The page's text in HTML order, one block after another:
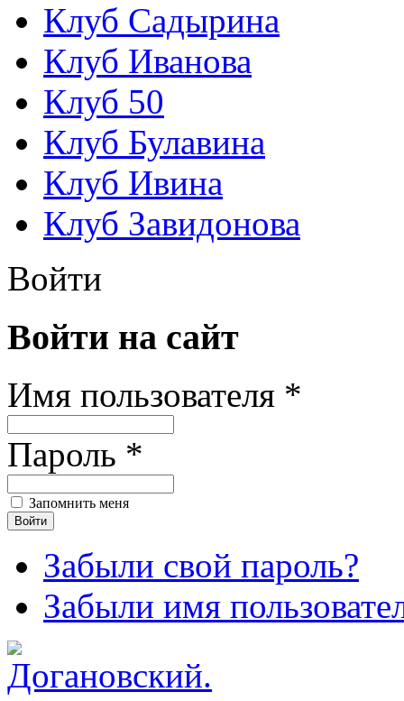
Клуб Садырина
Клуб Иванова
Клуб 50
Клуб Булавина
Клуб Ивина
Клуб Завидонова
Войти
Войти на сайт
Имя пользователя *
Пароль *
Запомнить меня
Забыли свой пароль?
Забыли имя